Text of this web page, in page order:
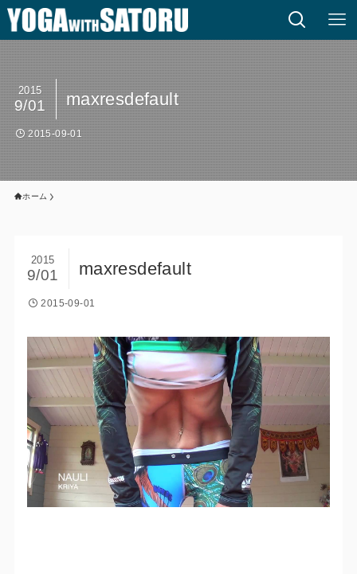
maxresdefault
2015
9/01
2015-09-01
ホーム
maxresdefault
2015
9/01
2015-09-01